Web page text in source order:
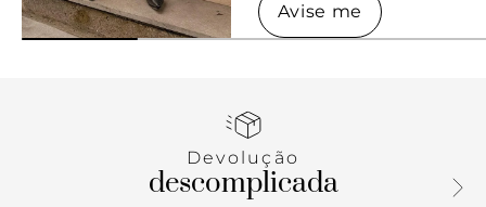
Avise me
Avise me
Devolução
descomplicada